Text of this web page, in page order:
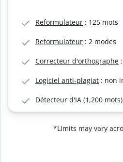
Reformulateur : 125 mots
Reformulateur : 2 modes
Correcteur d'orthographe
Logiciel anti-plagiat : non
Détecteur d'IA (1,200 mots)
*Limits may vary